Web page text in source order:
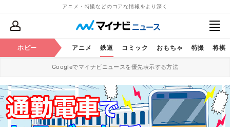
アニメ・特撮などのコアな情報をより深く
ホビー アニメ 鉄道 コミック おもちゃ 特撮 将棋
Googleでマイナビニュースを優先表示する方法